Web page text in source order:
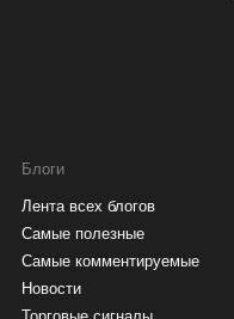
Блоги
Лента всех блогов
Самые полезные
Самые комментируемые
Новости